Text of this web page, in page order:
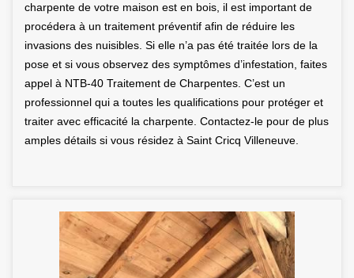
charpente de votre maison est en bois, il est important de
procédera à un traitement préventif afin de réduire les
invasions des nuisibles. Si elle n’a pas été traitée lors de la
pose et si vous observez des symptômes d’infestation, faites
appel à NTB-40 Traitement de Charpentes. C’est un
professionnel qui a toutes les qualifications pour protéger et
traiter avec efficacité la charpente. Contactez-le pour de plus
amples détails si vous résidez à Saint Cricq Villeneuve.